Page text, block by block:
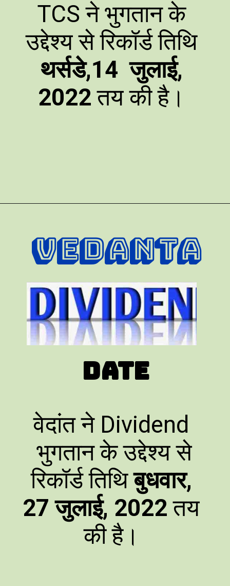
TCS ने भुगतान के
उद्देश्य से रिकॉर्ड तिथि
थर्सडे,14 जुलाई,
2022 तय की है।
VEDANTA
Date
वेदांत ने Dividend
भुगतान के उद्देश्य से
रिकॉर्ड तिथिबुधवार,
27 जुलाई, 2022 तय
की है।